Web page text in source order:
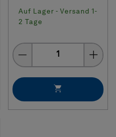
Auf Lager - Versand 1-
2 Tage